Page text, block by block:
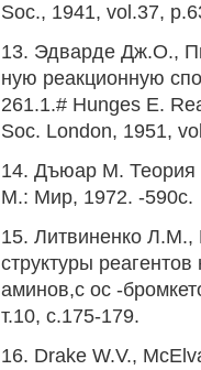
Soc., 1941, vol.37,
13. Эдварде Дж.О.,
ную реакционную
261.1.# Hunges Е.
Soc. London, 1951,
14. Дъюар M. Теория
М.: Мир, 1972. -590с.
15. Литвиненко
структуры
аминов,с ос -
т.10, с.175-179.
16. Drake W.V.,